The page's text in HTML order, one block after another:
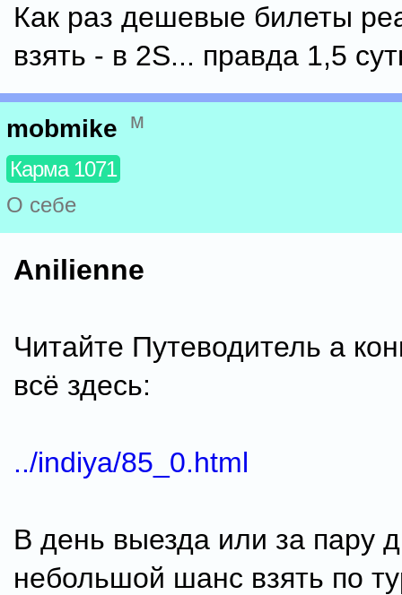
Как раз дешевые билеты
взять - в 2S... правда 1,5
mobmike м
Карма 1071
О себе
Anilienne
Читайте Путеводитель а
всё здесь:
../indiya/85_0.html
В день выезда или за пару
небольшой шанс взять по